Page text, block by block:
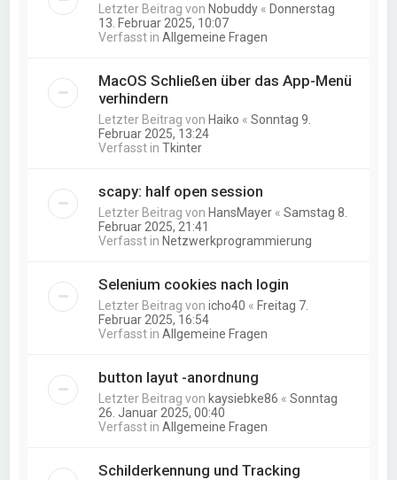
Letzter Beitrag von Nobuddy « Donnerstag
13. Februar 2025, 10:07
Verfasst inAllgemeine Fragen
MacOS Schließen über das App-Menü
verhindern
Letzter Beitrag von Haiko «Sonntag 9.
Februar 2025, 13:24
Verfasst inTkinter
scapy: half open session
Letzter Beitrag von HansMayer «Samstag 8.
Februar 2025, 21:41
Verfasst in Netzwerkprogrammierung
Selenium cookies nach login
Letzter Beitrag vonicho40 « Freitag 7.
Februar 2025, 16:54
Verfasst inAllgemeine Fragen
button layut -anordnung
Letzter Beitrag von kaysiebke86 «Sonntag
26. Januar 2025, 00:40
Verfasst inAllgemeine Fragen
Schilderkennung und Tracking